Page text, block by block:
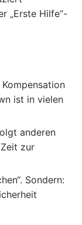
„Erste Hilfe“-
ist in vielen
anderen
zur
Sondern: